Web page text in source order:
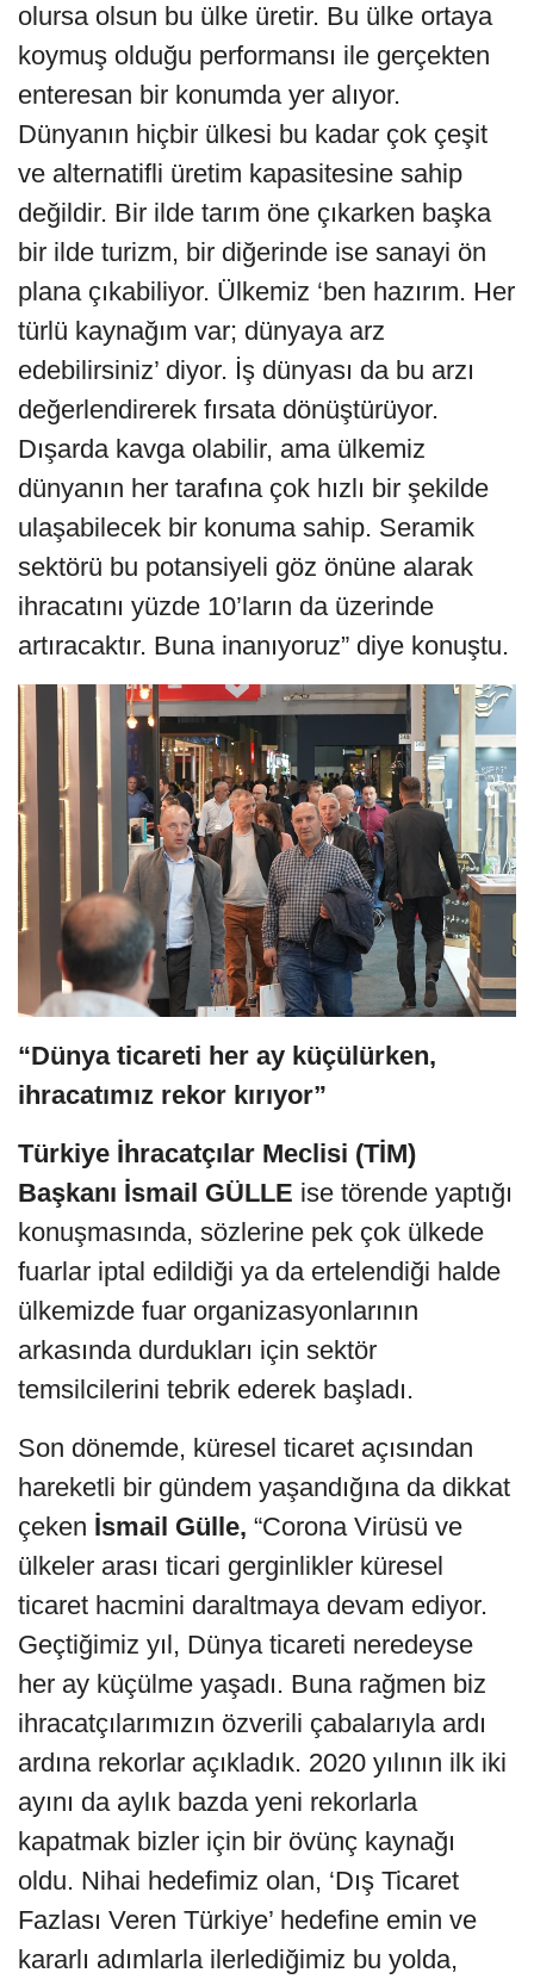
olursa olsun bu ülke üretir. Bu ülke ortaya
koymuş olduğu performansı ile gerçekten
enteresan bir konumda yer alıyor.
Dünyanın hiçbir ülkesi bu kadar çok çeşit
ve alternatifli üretim kapasitesine sahip
değildir. Bir ilde tarım öne çıkarken başka
bir ilde turizm, bir diğerinde ise sanayi ön
plana çıkabiliyor. Ülkemiz ‘ben hazırım. Her
türlü kaynağım var; dünyaya arz
edebilirsiniz’ diyor. İş dünyası da bu arzı
değerlendirerek fırsata dönüştürüyor.
Dışarda kavga olabilir, ama ülkemiz
dünyanın her tarafına çok hızlı bir şekilde
ulaşabilecek bir konuma sahip. Seramik
sektörü bu potansiyeli göz önüne alarak
ihracatını yüzde 10’ların da üzerinde
artıracaktır. Buna inanıyoruz” diye konuştu.
“Dünya ticareti her ay küçülürken,
ihracatımız rekor kırıyor”
Türkiye İhracatçılar Meclisi (TİM)
Başkanı İsmail GÜLLE ise törende yaptığı
konuşmasında, sözlerine pek çok ülkede
fuarlar iptal edildiği ya da ertelendiği halde
ülkemizde fuar organizasyonlarının
arkasında durdukları için sektör
temsilcilerini tebrik ederek başladı.
Son dönemde, küresel ticaret açısından
hareketli bir gündem yaşandığına da dikkat
çeken İsmail Gülle, “Corona Virüsü ve
ülkeler arası ticari gerginlikler küresel
ticaret hacmini daraltmaya devam ediyor.
Geçtiğimiz yıl, Dünya ticareti neredeyse
her ay küçülme yaşadı. Buna rağmen biz
ihracatçılarımızın özverili çabalarıyla ardı
ardına rekorlar açıkladık. 2020 yılının ilk iki
ayını da aylık bazda yeni rekorlarla
kapatmak bizler için bir övünç kaynağı
oldu. Nihai hedefimiz olan, ‘Dış Ticaret
Fazlası Veren Türkiye’ hedefine emin ve
kararlı adımlarla ilerlediğimiz bu yolda,